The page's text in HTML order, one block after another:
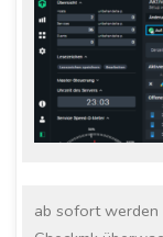
ab sofort werden